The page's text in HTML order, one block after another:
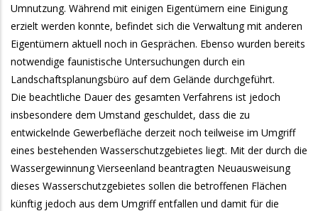
Umnutzung. Während mit einigen Eigentümern eine Einigung
erzielt werden konnte, befindet sich die Verwaltung mit anderen
Eigentümern aktuell noch in Gesprächen. Ebenso wurden bereits
notwendige faunistische Untersuchungen durch ein
Landschaftsplanungsbüro auf dem Gelände durchgeführt.
Die beachtliche Dauer des gesamten Verfahrens ist jedoch
insbesondere dem Umstand geschuldet, dass die zu
entwickelnde Gewerbefläche derzeit noch teilweise im Umgriff
eines bestehenden Wasserschutzgebietes liegt. Mit der durch die
Wassergewinnung Vierseenland beantragten Neuausweisung
dieses Wasserschutzgebietes sollen die betroffenen Flächen
künftig jedoch aus dem Umgriff entfallen und damit für die